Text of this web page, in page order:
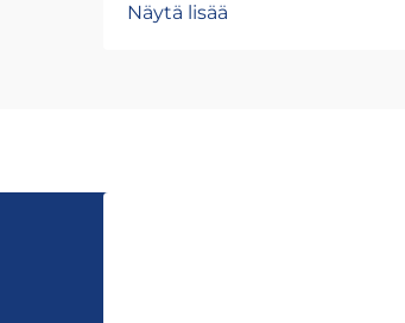
määrittää, tuleeko kappale
Näytä lisää